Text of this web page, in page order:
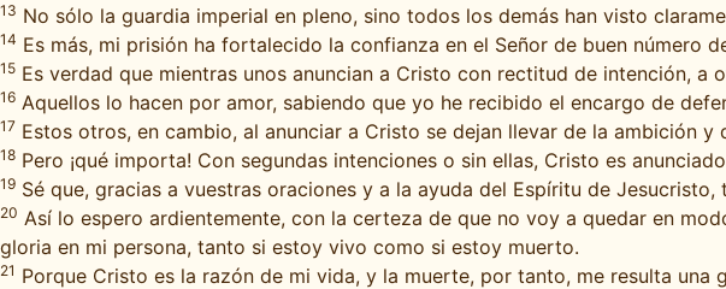
13 No sólo la guardia imperial en pleno, sino todos los demás han visto
14 Es más, mi prisión ha fortalecido la confianza en el Señor de buen número
15 Es verdad que mientras unos anuncian a Cristo con rectitud de intención, a
16 Aquellos lo hacen por amor, sabiendo que yo he recibido el encargo de
17 Estos otros, en cambio, al anunciar a Cristo se dejan llevar de la ambición
18 Pero ¡qué importa! Con segundas intenciones o sin ellas, Cristo es
19 Sé que, gracias a vuestras oraciones y a la ayuda del Espíritu de
20 Así lo espero ardientemente, con la certeza de que no voy a quedar en
gloria en mi persona, tanto si estoy vivo como si estoy muerto.
21 Porque Cristo es la razón de mi vida, y la muerte, por tanto, me resulta una